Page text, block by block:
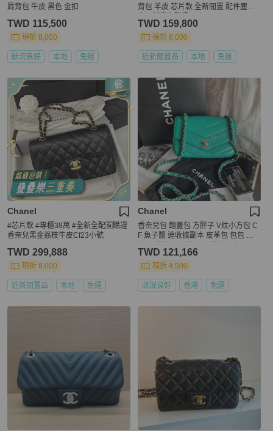
肩背包 牛皮 黑色 金扣
TWD 115,500
現折 8,000
狀況良好 本地 免運
背包 羊皮 芯片款 全新閒置 配件塵袋
TWD 159,800
現折 8,000
近新閒置品 本地 免運
Chanel
#芯片款 #專櫃38萬 #全新全配🈶購證
香奈兒黑金荔枝牛皮Cf23小號
TWD 299,888
現折 8,000
近新閒置品 本地 免運
Chanel
香奈兒包 翻蓋包 方胖子 V紋小方包 C
F 魚子醬 連收據副本 皮革包 包包 皮
手 chanel tiffany blue /green caviar le
ather mini square chain crossbody b
TWD 121,166
現折 4,500
狀況良好 香港 免運